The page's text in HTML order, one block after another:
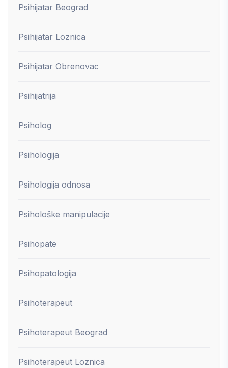
Psihijatar Beograd
Psihijatar Loznica
Psihijatar Obrenovac
Psihijatrija
Psiholog
Psihologija
Psihologija odnosa
Psihološke manipulacije
Psihopate
Psihopatologija
Psihoterapeut
Psihoterapeut Beograd
Psihoterapeut Loznica